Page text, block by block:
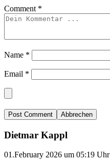
Comment *
Name *
Email *
Abbrechen
Dietmar Kappl
01.February 2026 um 05:19 Uhr